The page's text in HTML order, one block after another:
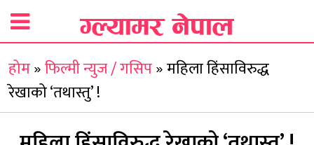
होम»फिल्मी न्युज / गसिप»महिला हिंसाविरुद्ध
रेखाको ‘तथास्तु’ !